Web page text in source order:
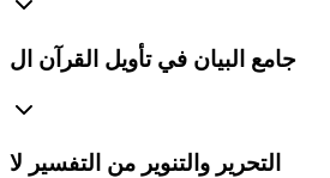
جامع البيان في تأويل القرآن ال
التحرير والتنوير من التفسير لا